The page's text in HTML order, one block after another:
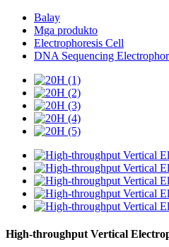
Balay
Mga produkto
Electrophoresis Cell
DNA Sequencing
High-throughput Vertical